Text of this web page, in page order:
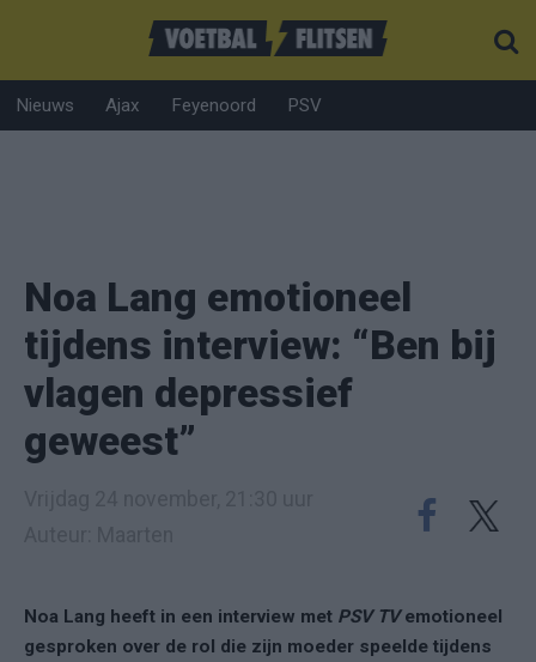
Nieuws Ajax Feyenoord PSV
Noa Lang emotioneel
tijdens interview: “Ben bij
vlagen depressief
geweest”
Noa Lang heeft in een interview met PSV TVemotioneel
gesproken over de rol die zijn moeder speelde tijdens